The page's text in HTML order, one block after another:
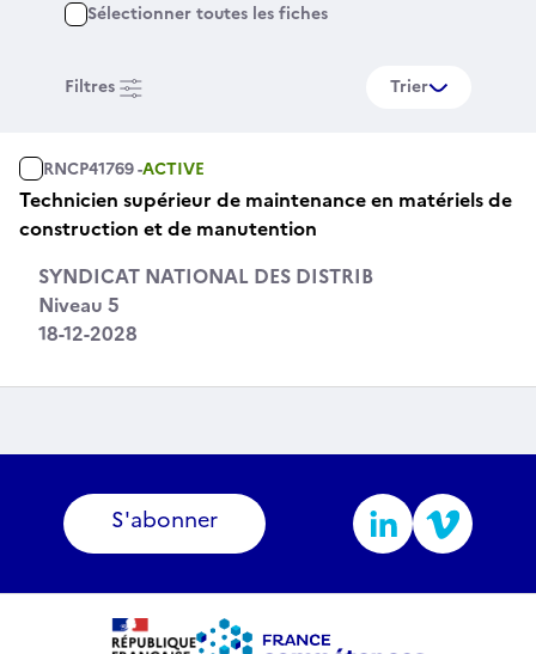
Sélectionner toutes les fiches
Filtres Trier
RNCP41769 -ACTIVE
Technicien supérieur de maintenance en matériels de
construction et de manutention
SYNDICAT NATIONAL DES DISTRIB
Niveau 5
18-12-2028
S'abonner